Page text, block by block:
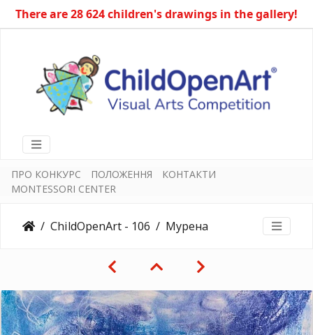
There are 28 624 children's drawings in the gallery!
ПРО КОНКУРС ПОЛОЖЕННЯ
КОНТАКТИ
MONTESSORI CENTER
ChildOpenArt - 106 Мурена